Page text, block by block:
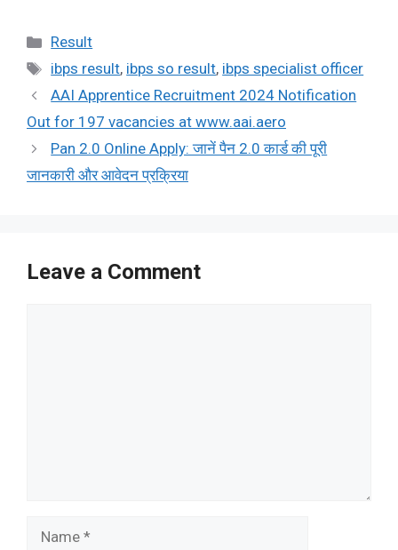
Categories
Result
Tags
ibps result, ibps so result, ibps specialist officer
AAI Apprentice Recruitment 2024 Notification
Out for 197 vacancies at www.aai.aero
Pan 2.0 Online Apply: जानें पैन 2.0 कार्ड की पूरी
जानकारी और आवेदन प्रक्रिया
Leave a Comment